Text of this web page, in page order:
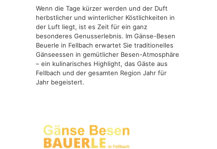
Wenn die Tage kürzer werden und der Duft
herbstlicher und winterlicher Köstlichkeiten in
der Luft liegt, ist es Zeit für ein ganz
besonderes Genusserlebnis. Im Gänse-Besen
Beuerle in Fellbach erwartet Sie traditionelles
Gänseessen in gemütlicher Besen-Atmosphäre
– ein kulinarisches Highlight, das Gäste aus
Fellbach und der gesamten Region Jahr für
Jahr begeistert.